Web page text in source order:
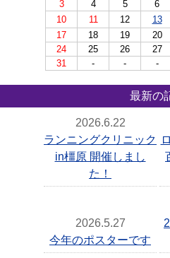
3 4 5 6
10
11 12 13
17
18 19 20
24
25 26 27
31
- - -
最新の
2026.6.22
ランニングクリニック
in橿原 開催しまし
た！
2026.5.27
今年のポスターです